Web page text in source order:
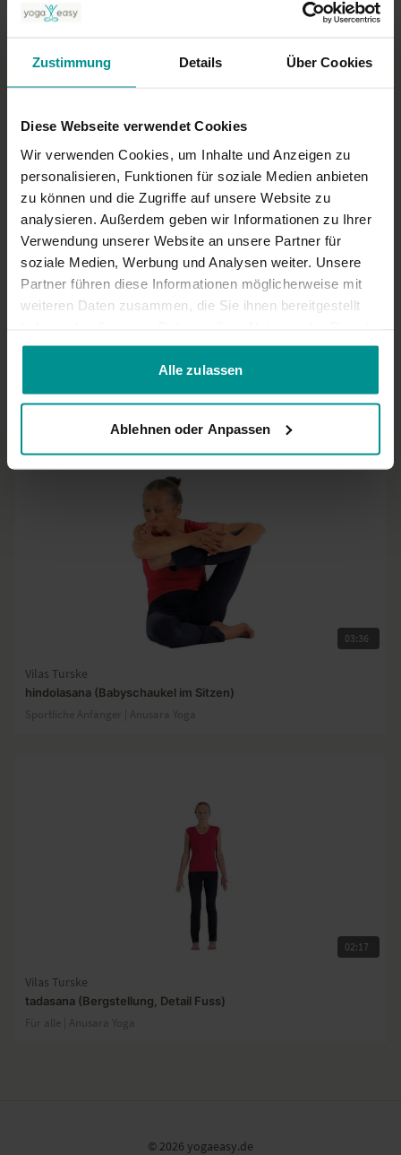
Zustimmung Details Über Cookies
Diese Webseite verwendet Cookies
Wir verwenden Cookies, um Inhalte und Anzeigen zu
personalisieren, Funktionen für soziale Medien anbieten
zu können und die Zugriffe auf unsere Website zu
analysieren. Außerdem geben wir Informationen zu Ihrer
Verwendung unserer Website an unsere Partner für
soziale Medien, Werbung und Analysen weiter. Unsere
Partner führen diese Informationen möglicherweise mit
weiteren Daten zusammen, die Sie ihnen bereitgestellt
gesammelt haben.
Alle zulassen
Ablehnen oder Anpassen
03:19
Vilas Turske
Fortgeschrittene | Anusara Yoga
03:36
Vilas Turske
hindolasana (Babyschaukel im Sitzen)
Sportliche Anfänger | Anusara Yoga
02:17
Vilas Turske
tadasana (Bergstellung, Detail Fuss)
Für alle | Anusara Yoga
© 2026 yogaeasy.de